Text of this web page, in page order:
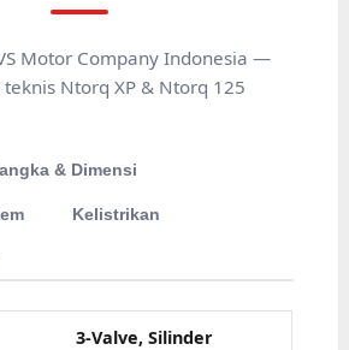
Motor Company Indonesia —
teknis Ntorq XP & Ntorq 125
& Dimensi
Kelistrikan
3-Valve, Silinder